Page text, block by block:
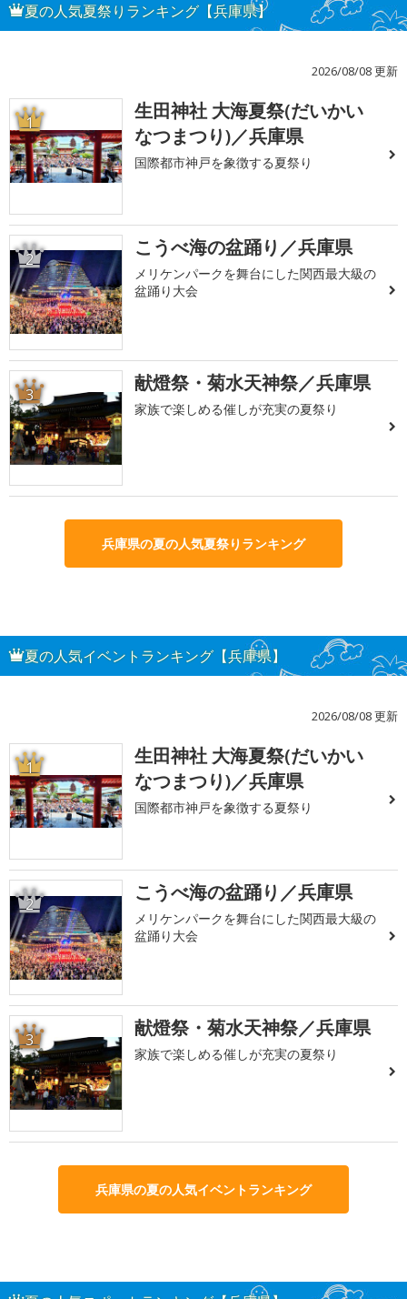
夏の人気夏祭りランキング【兵庫県】
2026/08/08 更新
1
生田神社 大海夏祭(だいかい
なつまつり)／兵庫県
国際都市神戸を象徴する夏祭り
2 こうべ海の盆踊り／兵庫県
メリケンパークを舞台にした関西最大級の
盆踊り大会
3 献燈祭・菊水天神祭／兵庫県
家族で楽しめる催しが充実の夏祭り
兵庫県の夏の人気夏祭りランキング
夏の人気イベントランキング【兵庫県】
2026/08/08 更新
1
生田神社 大海夏祭(だいかい
なつまつり)／兵庫県
国際都市神戸を象徴する夏祭り
2 こうべ海の盆踊り／兵庫県
メリケンパークを舞台にした関西最大級の
盆踊り大会
3 献燈祭・菊水天神祭／兵庫県
家族で楽しめる催しが充実の夏祭り
兵庫県の夏の人気イベントランキング